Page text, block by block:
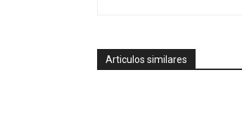
Articulos similares